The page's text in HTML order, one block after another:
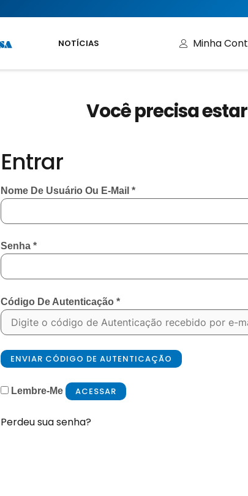
NOTÍCIAS Minha
Você precisa
Entrar
Nome De Usuário Ou E-Mail*
Senha*
Código De Autenticação*
ENVIAR CÓDIGO DE AUTENTICAÇÃO
Lembre-Me ACESSAR
Perdeu sua senha?